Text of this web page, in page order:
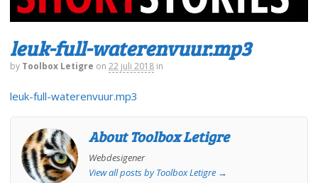
leuk-full-waterenvuur.mp3
by Toolbox Letigre on 22 juli 2018 in
leuk-full-waterenvuur.mp3
About Toolbox Letigre
Webdesigener
View all posts by Toolbox Letigre →